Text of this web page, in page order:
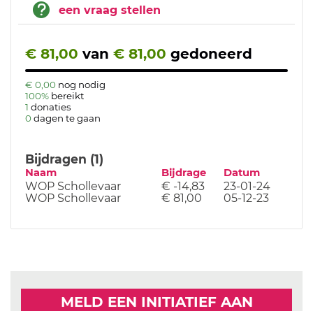
een vraag stellen
€ 81,00 van € 81,00 gedoneerd
€ 0,00 nog nodig
100% bereikt
1 donaties
0 dagen te gaan
Bijdragen (1)
Naam Bijdrage Datum
WOP Schollevaar € -14,83
23-01-24
WOP Schollevaar
€ 81,00 05-12-23
MELD EEN INITIATIEF AAN